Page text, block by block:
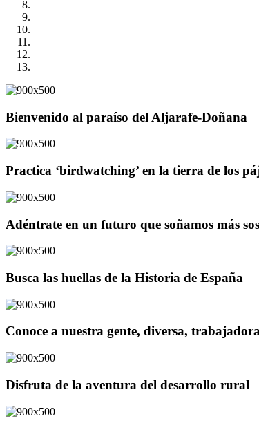
Bienvenido al paraíso del Aljarafe-Doñana
Practica ‘birdwatching’ en la tierra de los
Adéntrate en un futuro que soñamos más
Busca las huellas de la Historia de España
Conoce a nuestra gente, diversa,
Disfruta de la aventura del desarrollo rural